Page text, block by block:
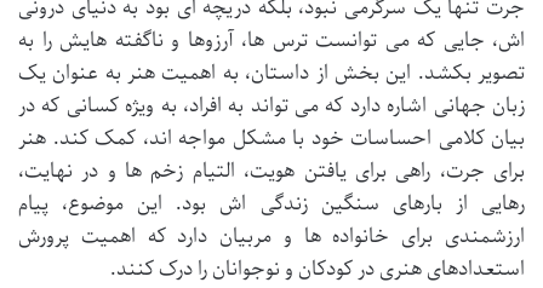
جرت تنها یک سرگرمی نبود، بلکه دریچه ای بود به دنیای درونی
اش، جایی که می توانست ترس ها، آرزوها و ناگفته هایش را به
تصویر بکشد. این بخش از داستان، به اهمیت هنر به عنوان یک
زبان جهانی اشاره دارد که می تواند به افراد، به ویژه کسانی که در
بیان کلامی احساسات خود با مشکل مواجه اند، کمک کند. هنر
برای جرت، راهی برای یافتن هویت، التیام زخم ها و در نهایت،
رهایی از بارهای سنگین زندگی اش بود. این موضوع، پیام
ارزشمندی برای خانواده ها و مربیان دارد که اهمیت پرورش
استعدادهای هنری در کودکان و نوجوانان را درک کنند.